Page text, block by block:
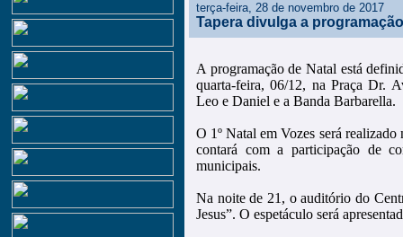
terça-feira, 28 de novembro de 2017
Tapera divulga a
A programação de Natal está
quarta-feira, 06/12, na Praça Dr.
Leo e Daniel e a Banda Barbarella.
O 1º Natal em Vozes será
contará com a participação de
municipais.
Na noite de 21, o auditório do
Jesus”. O espetáculo será